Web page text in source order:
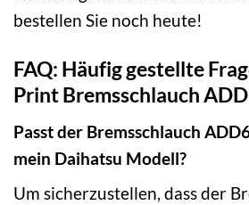
bestellen Sie noch heute!
FAQ: Häufig gestellte
Print Bremsschlauch
Passt der Bremsschlauch
mein Daihatsu Modell?
Um sicherzustellen, dass der